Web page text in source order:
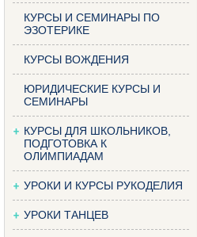
КУРСЫ И СЕМИНАРЫ ПО
ЭЗОТЕРИКЕ
КУРСЫ ВОЖДЕНИЯ
ЮРИДИЧЕСКИЕ КУРСЫ И
СЕМИНАРЫ
КУРСЫ ДЛЯ ШКОЛЬНИКОВ,
ПОДГОТОВКА К
ОЛИМПИАДАМ
УРОКИ И КУРСЫ РУКОДЕЛИЯ
УРОКИ ТАНЦЕВ